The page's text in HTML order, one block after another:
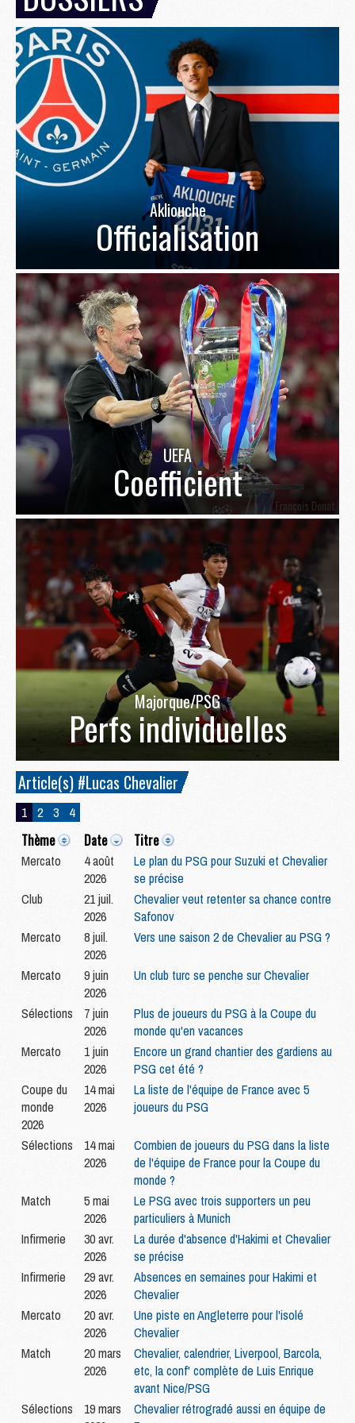
Akliouche
Officialisation
UEFA
Coefficient
Majorque/PSG
Perfs individuelles
Article(s) #Lucas Chevalier
1 2 3 4
Thème Date Titre
Mercato
4 août
2026
Le plan du PSG pour Suzuki et Chevalier
se précise
Club
21 juil.
2026
Chevalier veut retenter sa chance contre
Safonov
Mercato
8 juil.
2026
Vers une saison 2 de Chevalier au PSG ?
Mercato
9 juin
2026
Un club turc se penche sur Chevalier
Sélections
7 juin
2026
Plus de joueurs du PSG à la Coupe du
monde qu'en vacances
Mercato
1 juin
2026
Encore un grand chantier des gardiens au
PSG cet été ?
Coupe du
monde
2026
14 mai
2026
La liste de l'équipe de France avec 5
joueurs du PSG
Sélections
14 mai
2026
Combien de joueurs du PSG dans la liste
de l'équipe de France pour la Coupe du
monde ?
Match
5 mai
2026
Le PSG avec trois supporters un peu
particuliers à Munich
Infirmerie
30 avr.
2026
La durée d'absence d'Hakimi et Chevalier
se précise
Infirmerie
29 avr.
2026
Absences en semaines pour Hakimi et
Chevalier
Mercato
20 avr.
2026
Une piste en Angleterre pour l'isolé
Chevalier
Match
20 mars
2026
Chevalier, calendrier, Liverpool, Barcola,
etc, la conf' complète de Luis Enrique
avant Nice/PSG
Sélections
19 mars
Chevalier rétrogradé aussi en équipe de